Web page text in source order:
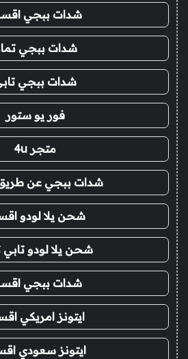
شدات ببجي
شدات ببجي
شدات ببجي
فور يو ستور
متجر 4u
شدات ببجي عن طريق
شحن يلا لودو
شحن يلا لودو تابي
شدات ببجي
ايتونز امريكي
ايتونز سعودي